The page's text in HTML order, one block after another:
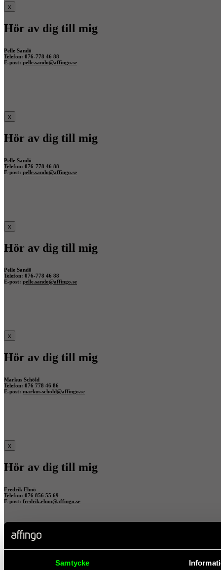
Samtycke
x
Hör av dig till mig
Pelle Sandö
Telefon: 076-778 46 88
E-post: pelle.sando@affingo.se
x
Hör av dig till mig
Pelle Sandö
Telefon: 076-778 46 88
E-post: pelle.sando@affingo.se
x
Hör av dig till mig
Pelle Sandö
Telefon: 076-778 46 88
E-post: pelle.sando@affingo.se
x
Hör av dig till mig
Markus Schöld
Telefon: 076 778 46 86
E-post: markus.schold@affingo.se
x
Hör av dig till mig
Fredrik Ehnö
Telefon: 076 856 55 69
E-post: fredrik.ehno@affingo.se